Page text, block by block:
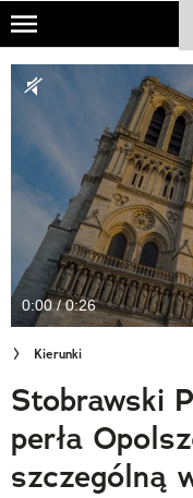
Skip
main
NATIONAL GEOGRAPHIC
PODCASTY
Sklep
Newsletter
Cuda Polski
Wielki Konkurs
Trendbook Podróżniczy
Polecane
0:00 / 0:26
Kierunki
Stobrawski
perła
szczególną